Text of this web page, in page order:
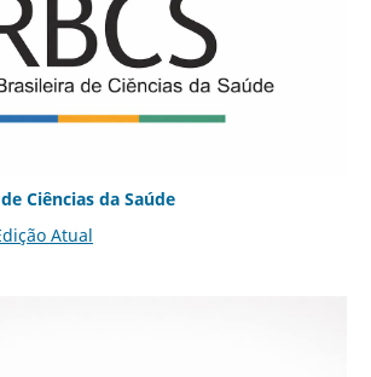
Ciências da Saúde
Atual